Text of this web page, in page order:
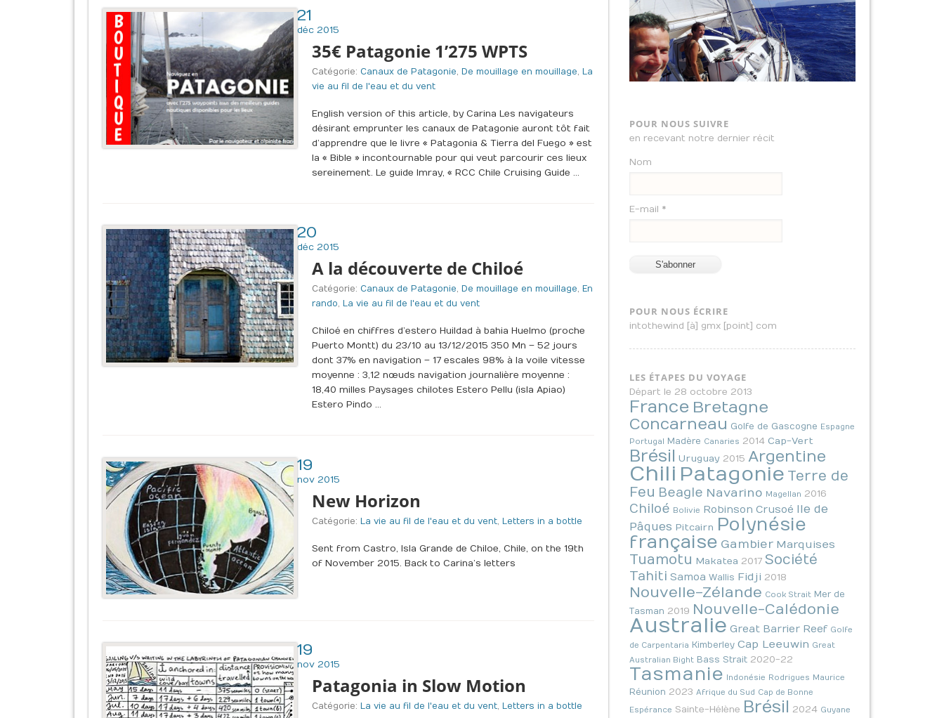
21
déc 2015
35€ Patagonie 1’275 WPTS
Catégorie: Canaux de Patagonie, De mouillage en mouillage, La
vie au fil de l'eau et du vent
English version of this article, by Carina Les navigateurs
désirant emprunter les canaux de Patagonie auront tôt fait
d’apprendre que le livre « Patagonia & Tierra del Fuego » est
la « Bible » incontournable pour qui veut parcourir ces lieux
sereinement. Le guide Imray, « RCC Chile Cruising Guide …
20
déc 2015
A la découverte de Chiloé
Catégorie: Canaux de Patagonie, De mouillage en mouillage, En
rando, La vie au fil de l'eau et du vent
Chiloé en chiffres d’estero Huildad à bahia Huelmo (proche
Puerto Montt) du 23/10 au 13/12/2015 350 Mn – 52 jours
dont 37% en navigation – 17 escales 98% à la voile vitesse
moyenne : 3,12 nœuds navigation journalière moyenne :
18,40 milles Paysages chilotes Estero Pellu (isla Apiao)
Estero Pindo …
19
nov 2015
New Horizon
Catégorie: La vie au fil de l'eau et du vent, Letters in a bottle
Sent from Castro, Isla Grande de Chiloe, Chile, on the 19th
of November 2015. Back to Carina’s letters
19
nov 2015
Patagonia in Slow Motion
Catégorie: La vie au fil de l'eau et du vent, Letters in a bottle
POUR NOUS SUIVRE
en recevant notre dernier récit
Nom
E-mail *
POUR NOUS ÉCRIRE
intothewind [à] gmx [point] com
LES ÉTAPES DU VOYAGE
Départ le 28 octobre 2013
France Bretagne
Concarneau Golfe de Gascogne Espagne
Portugal Madère Canaries 2014 Cap-Vert
Brésil Uruguay 2015Argentine
Chili Patagonie Terre de
Feu Beagle Navarino Magellan 2016
Chiloé Bolivie Robinson Crusoé Ile de
Pâques Pitcairn Polynésie
française Gambier Marquises
Tuamotu Makatea 2017Société
Tahiti Samoa Wallis Fidji 2018
Nouvelle-Zélande Cook Strait Mer de
Tasman 2019 Nouvelle-Calédonie
Australie Great Barrier Reef Golfe
de Carpentaria Kimberley Cap Leeuwin Great
Australian Bight Bass Strait 2020-22
Tasmanie Indonésie Rodrigues Maurice
Réunion 2023Afrique du Sud Cap de Bonne
Espérance Sainte-Hélène Brésil 2024 Guyane